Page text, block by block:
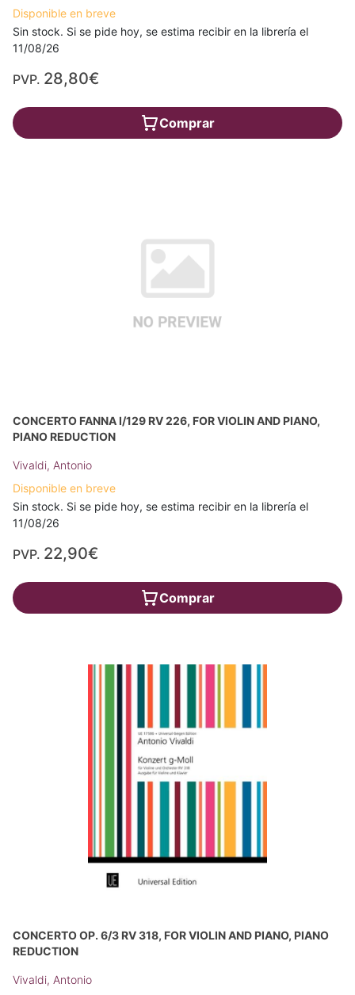
Disponible en breve
Sin stock. Si se pide hoy, se estima recibir en la librería el
11/08/26
PVP. 28,80€
Comprar
CONCERTO FANNA I/129 RV 226, FOR VIOLIN AND PIANO,
PIANO REDUCTION
Vivaldi, Antonio
Disponible en breve
Sin stock. Si se pide hoy, se estima recibir en la librería el
11/08/26
PVP. 22,90€
Comprar
CONCERTO OP. 6/3 RV 318, FOR VIOLIN AND PIANO, PIANO
REDUCTION
Vivaldi, Antonio